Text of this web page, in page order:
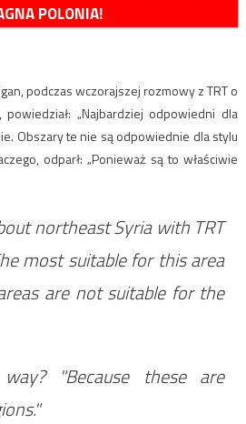
POLONIA!
podczas wczorajszej rozmowy z TRT o
„Najbardziej odpowiedni dla
Obszary te nie są odpowiednie dla stylu
odparł: „Ponieważ są to właściwie
northeast Syria with TRT
most suitable for this area
are not suitable for the
"Because these are